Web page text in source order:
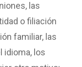
las
o filiación
familiar, las
idioma, los